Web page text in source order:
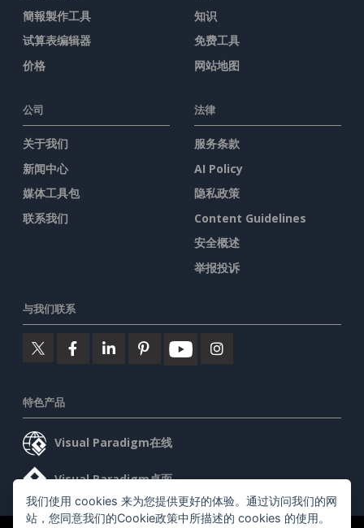
簡報製作工具
试算表编辑器
价格
知识
免费工具
网站地图
公司
关于我们
新闻中心
媒体工具包
联系我们
法律
服务条款
AI Policy
隐私政策
Content Guidelines
安全概述
举报投诉
与我们联系
特色产品
Visual Paradigm在线
Visual Paradigm桌面
我们使用 cookies 来为您提供更好的体验。通过访问我们的网
站，您同意我们的Cookie政策中所描述的 cookies 的使用。